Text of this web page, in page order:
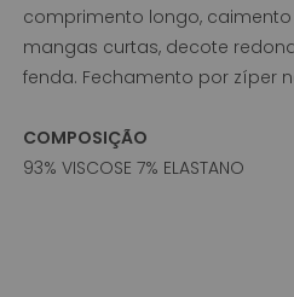
comprimento longo,
mangas curtas, decote
fenda. Fechamento por zíper
COMPOSIÇÃO
93% VISCOSE 7% ELASTANO